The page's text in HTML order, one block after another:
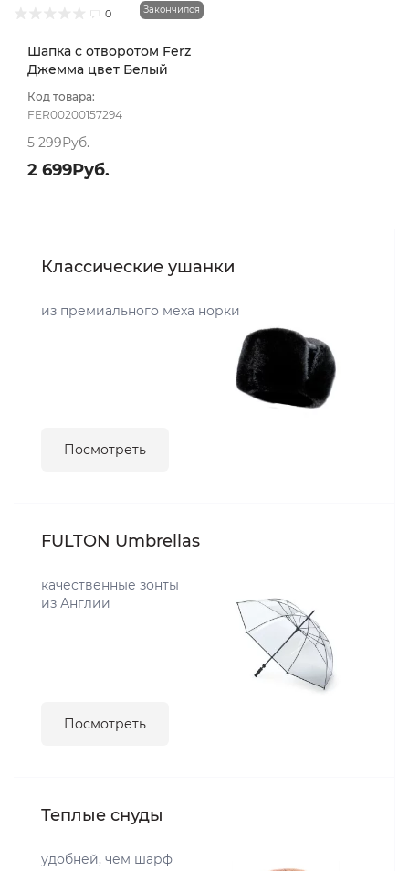
0 Закончился
Шапка с отворотом Ferz
Джемма цвет Белый
Код товара:
FER00200157294
5 299Руб.
2 699Руб.
Классические ушанки
из премиального меха норки
Посмотреть
FULTON Umbrellas
качественные зонты
из Англии
Посмотреть
Теплые снуды
удобней, чем шарф